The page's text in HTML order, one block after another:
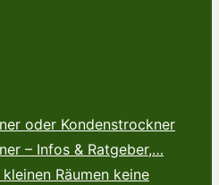
oder Kondenstrockner
– Infos & Ratgeber,…
Räumen keine